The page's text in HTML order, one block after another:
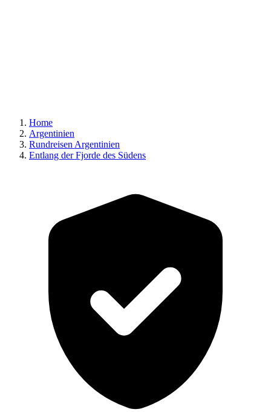
Home
Argentinien
Rundreisen Argentinien
Entlang der Fjorde des Südens